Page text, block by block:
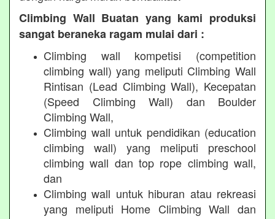
Climbing Wall Buatan yang kami produksi
sangat beraneka ragam mulai dari :
Climbing wall kompetisi (competition
climbing wall) yang meliputi Climbing Wall
Rintisan (Lead Climbing Wall), Kecepatan
(Speed Climbing Wall) dan Boulder
Climbing Wall,
Climbing wall untuk pendidikan (education
climbing wall) yang meliputi preschool
climbing wall dan top rope climbing wall,
dan
Climbing wall untuk hiburan atau rekreasi
yang meliputi Home Climbing Wall dan